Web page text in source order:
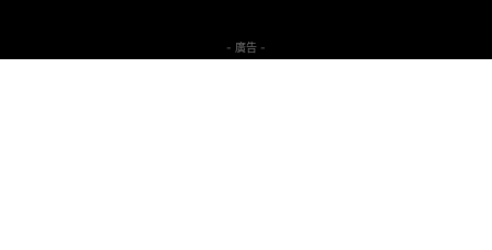
- 廣告 -